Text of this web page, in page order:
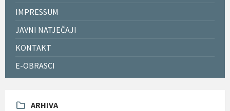
IMPRESSUM
JAVNI NATJEČAJI
KONTAKT
E-OBRASCI
ARHIVA